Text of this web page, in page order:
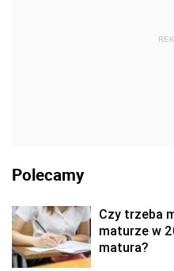
Polecamy
Czy trzeba
maturze w
matura?